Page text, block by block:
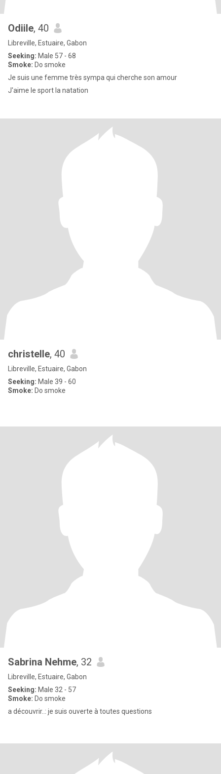
Odiile, 40
Libreville, Estuaire, Gabon
Seeking: Male 57 - 68
Smoke: Do smoke
Je suis une femme très sympa qui cherche son amour
J'aime le sport la natation
christelle, 40
Libreville, Estuaire, Gabon
Seeking: Male 39 - 60
Smoke: Do smoke
Sabrina Nehme, 32
Libreville, Estuaire, Gabon
Seeking: Male 32 - 57
Smoke: Do smoke
a découvrir..: je suis ouverte à toutes questions